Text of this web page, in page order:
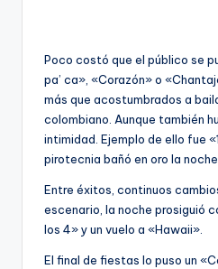
Poco costó que el público se
pa’ ca», «Corazón» o
más que acostumbrados a
colombiano. Aunque también
intimidad. Ejemplo de ello fue
pirotecnia bañó en oro la noche.
Entre éxitos, continuos
escenario, la noche prosiguió
los 4» y un vuelo a «Hawaii».
El final de fiestas lo puso un